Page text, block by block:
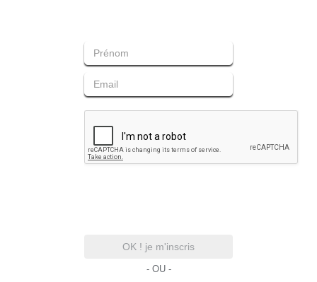
OK ! je m'inscris
- OU -